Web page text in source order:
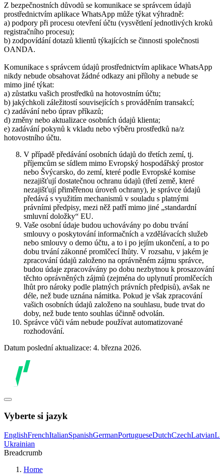
Z bezpečnostních důvodů se komunikace se správcem údajů
prostřednictvím aplikace WhatsApp může týkat výhradně:
a) podpory při procesu otevření účtu (vysvětlení jednotlivých kroků
registračního procesu);
b) zodpovídání dotazů klientů týkajících se činnosti společnosti
OANDA.
Komunikace s správcem údajů prostřednictvím aplikace WhatsApp
nikdy nebude obsahovat žádné odkazy ani přílohy a nebude se
mimo jiné týkat:
a) zůstatku vašich prostředků na hotovostním účtu;
b) jakýchkoli záležitostí souvisejících s prováděním transakcí;
c) zadávání nebo úprav příkazů;
d) změny nebo aktualizace osobních údajů klienta;
e) zadávání pokynů k vkladu nebo výběru prostředků na/z
hotovostního účtu.
V případě předávání osobních údajů do třetích zemí, tj.
příjemcům se sídlem mimo Evropský hospodářský prostor
nebo Švýcarsko, do zemí, které podle Evropské komise
nezajišťují dostatečnou ochranu údajů (třetí země, které
nezajišťují přiměřenou úroveň ochrany), je správce údajů
předává s využitím mechanismů v souladu s platnými
právními předpisy, mezi něž patří mimo jiné „standardní
smluvní doložky“ EU.
Vaše osobní údaje budou uchovávány po dobu trvání
smlouvy o poskytování informačních a vzdělávacích služeb
nebo smlouvy o demo účtu, a to i po jejím ukončení, a to po
dobu trvání zákonné promlčecí lhůty. V rozsahu, v jakém je
zpracování údajů založeno na oprávněném zájmu správce,
budou údaje zpracovávány po dobu nezbytnou k prosazování
těchto oprávněných zájmů (zejména do uplynutí promlčecích
lhůt pro nároky podle platných právních předpisů), avšak ne
déle, než bude uznána námitka. Pokud je však zpracování
vašich osobních údajů založeno na souhlasu, bude trvat do
doby, než bude tento souhlas účinně odvolán.
Správce vůči vám nebude používat automatizované
rozhodování.
Datum poslední aktualizace: 4. března 2026.
Vyberte si jazyk
EnglishFrenchItalianSpanishGermanPortugueseDutchCzechLatvian
Ukrainian
Breadcrumb
Home